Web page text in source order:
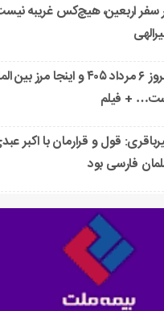
سفر اربعین، هیچ‌کس غریبه
امروز ۶ مرداد ۴۰۵ و اینجا
+ فیلم
قول و قرارمان با اکبر
فارسی بود